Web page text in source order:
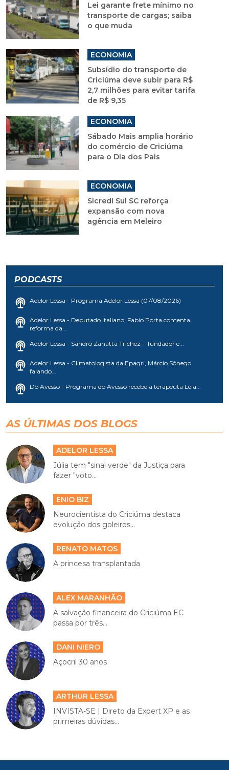
Lei garante frete mínimo no
transporte de cargas; saiba
o que muda
ECONOMIA
Subsídio do transporte de
Criciúma deve subir para R$
2,7 milhões para evitar tarifa
de R$ 9,35
ECONOMIA
Sábado Mais amplia horário
do comércio de Criciúma
para o Dia dos Pais
ECONOMIA
Sicredi Sul SC reforça
expansão com nova
agência em Meleiro
PODCASTS
Adelor Lessa - Programa Adelor Lessa (07/08/2026)
Adelor Lessa - Deputado italiano, Fabio Porta comenta
reforma da...
Adelor Lessa - Sandro Zanatta Trichez - fundador e...
Adelor Lessa - Climatologista da Epagri, Márcio Sônego
falando...
Do Avesso - Programa do Avesso recebe a terapeuta Léia...
AS ÚLTIMAS DOS BLOGS
ADELOR LESSA
Júlia tem "sinal verde" da Justiça para
fazer "voto...
ENIO BIZ
Neurocientista do Criciúma destaca
evolução dos goleiros...
RENATO MATOS
A princesa transplantada
ALEX MARANHÃO
A salvação financeira do Criciúma EC
passa por três...
DANI NIERO
Açocril 30 anos
ARTHUR LESSA
INVISTA-SE | Direto da Expert XP e as
primeiras dúvidas...